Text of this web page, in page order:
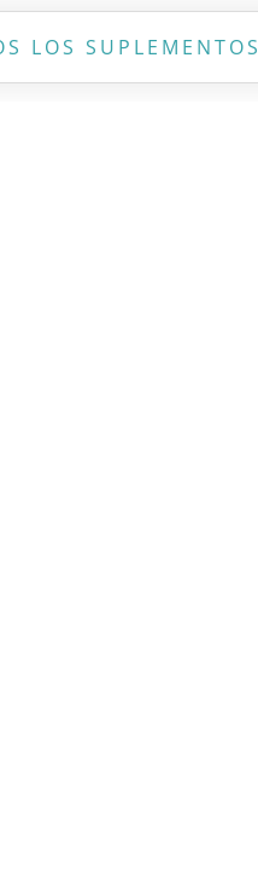
LOS SUPLEMENTOS